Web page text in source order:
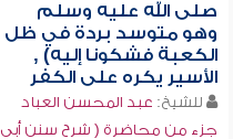
صلى الله عليه وسلم
وهو متوسد بردة في ظل
الكعبة فشكونا إليه) ,
الأسير يكره على الكفر
للشيخ: عبد المحسن العباد
جزء من محاضرة ( شرح سنن أبي